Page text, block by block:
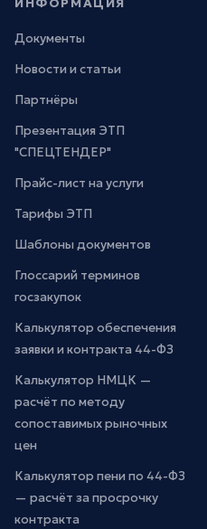
ИНФОРМАЦИЯ
Документы
Новости и статьи
Партнёры
Презентация ЭТП
"СПЕЦТЕНДЕР"
Прайс-лист на услуги
Тарифы ЭТП
Шаблоны документов
Глоссарий терминов
госзакупок
Калькулятор обеспечения
заявки и контракта 44-ФЗ
Калькулятор НМЦК —
расчёт по методу
сопоставимых рыночных
цен
Калькулятор пени по 44-ФЗ
— расчёт за просрочку
контракта